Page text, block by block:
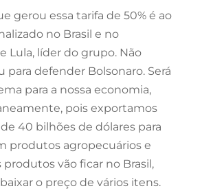
gerou essa tarifa de 50% é ao
no Brasil e no
Lula, líder do grupo. Não
para defender Bolsonaro. Será
para a nossa economia,
pois exportamos
40 bilhões de dólares para
produtos agropecuários e
produtos vão ficar no Brasil,
o preço de vários itens.